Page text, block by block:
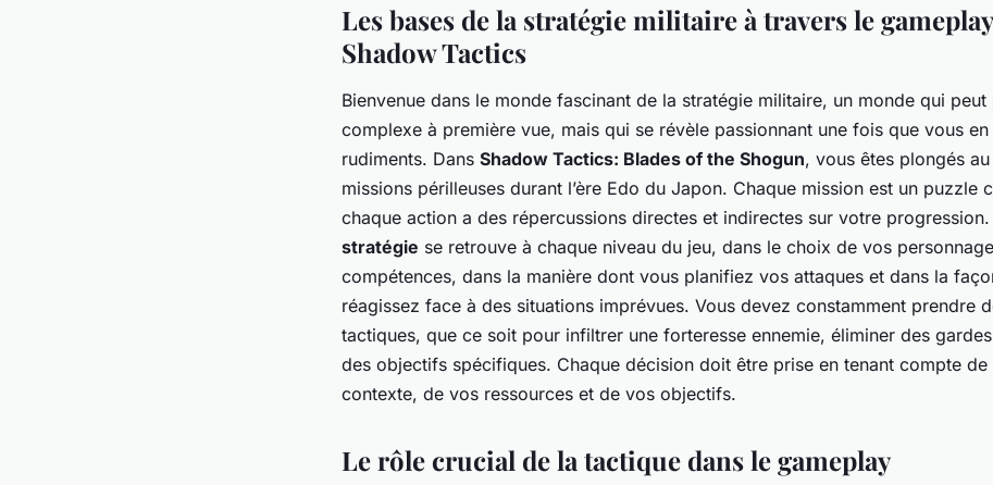
Les bases de la stratégie militaire à travers le
Shadow Tactics
Bienvenue dans le monde fascinant de la stratégie militaire, un monde qui peut
complexe à première vue, mais qui se révèle passionnant une fois que vous
rudiments. Dans Shadow Tactics: Blades of the Shogun, vous êtes plongés
missions périlleuses durant l’ère Edo du Japon. Chaque mission est un puzzle
chaque action a des répercussions directes et indirectes sur votre
stratégie se retrouve à chaque niveau du jeu, dans le choix de vos
compétences, dans la manière dont vous planifiez vos attaques et dans la
réagissez face à des situations imprévues. Vous devez constamment prendre
tactiques, que ce soit pour infiltrer une forteresse ennemie, éliminer des
des objectifs spécifiques. Chaque décision doit être prise en tenant compte de
contexte, de vos ressources et de vos objectifs.
Le rôle crucial de la tactique dans le gameplay